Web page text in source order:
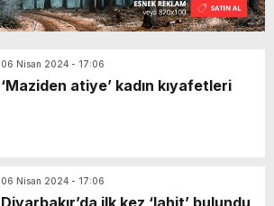
06 Nisan 2024 - 17:06
‘Maziden atiye’ kadın kıyafetleri
06 Nisan 2024 - 17:06